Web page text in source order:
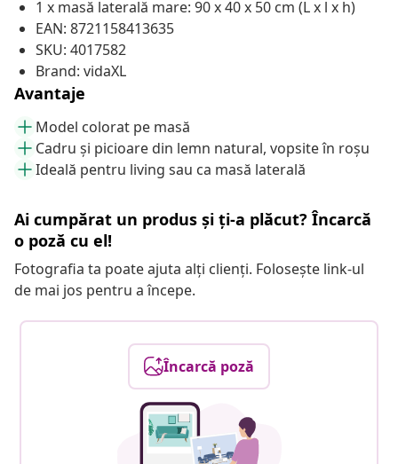
1 x masă laterală mare: 90 x 40 x 50 cm (L x l x h)
EAN: 8721158413635
SKU: 4017582
Brand: vidaXL
Avantaje
Model colorat pe masă
Cadru și picioare din lemn natural, vopsite în roșu
Ideală pentru living sau ca masă laterală
Ai cumpărat un produs și ți-a plăcut? Încarcă
o poză cu el!
Fotografia ta poate ajuta alți clienți. Folosește link-ul
de mai jos pentru a începe.
Încarcă poză